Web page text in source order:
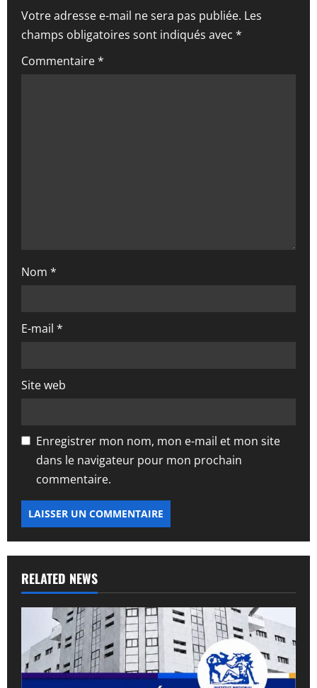
o
n
c
e
Votre adresse e-mail ne sera pas publiée. Les
champs obligatoires sont indiqués avec *
Commentaire*
Nom *
E-mail *
Site web
Enregistrer mon nom, mon e-mail et mon site
dans le navigateur pour mon prochain
commentaire.
RELATED NEWS